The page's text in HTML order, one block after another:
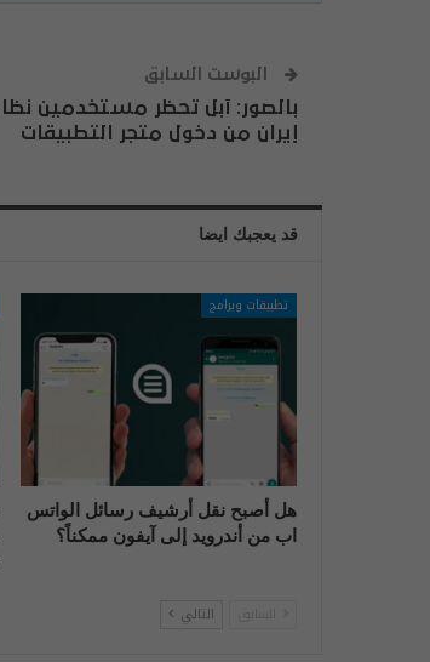
البوست السابق
إيران من دخول متجر التطبيقات
قد يعجبك ايضا
تطبيقات وبرامج
هل أصبح نقل أرشيف رسائل الواتس
اب من أندرويد إلى آيفون ممكناً؟
التالي